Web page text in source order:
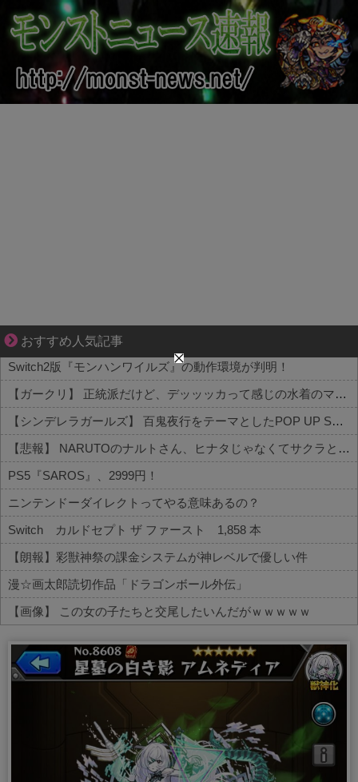
おすすめ人気記事
1420gの娘がくれた“生きる力”。
Switch2版『モンハンワイルズ』の動作環境が判明！
【ガークリ】 正統派だけど、デッッッカって感じの水着のマネ、ラファエ口、セッシュウへの反応！！！
【シンデレラガールズ】 百鬼夜行をテーマとしたPOP UP SHOPが東京・大阪にて開催
【悲報】 NARUTOのナルトさん、ヒナタじゃなくてサクラと絶対に結婚するべきだったｗｗｗｗ
PS5『SAROS』、2999円！
ニンテンドーダイレクトってやる意味あるの？
Switch カルドセプト ザ ファースト 1,858 本
【朗報】彩獣神祭の課金システムが神レベルで優しい件
漫☆画太郎読切作品「ドラゴンボール外伝」
【画像】 この女の子たちと交尾したいんだがｗｗｗｗｗ
Powered by livedoor 相互RSS